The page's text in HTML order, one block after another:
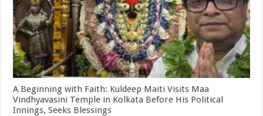
A Beginning with Faith: Kuldeep Maiti Visits Maa
Vindhyavasini Temple in Kolkata Before His Political
Innings, Seeks Blessings